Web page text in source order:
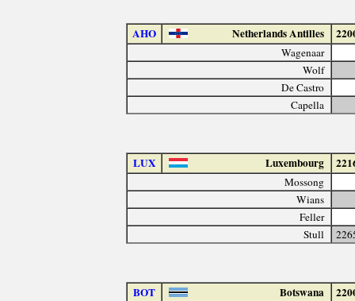
AHO Netherlands Antilles
Wagenaar
Wolf
De Castro
Capella
LUX Luxembourg
Mossong
Wians
Feller
Stull
BOT Botswana